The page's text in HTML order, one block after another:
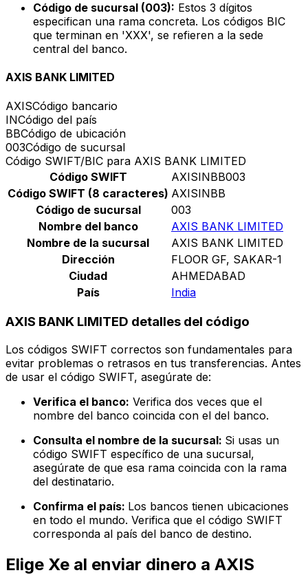
Código de sucursal (003): Estos 3 dígitos
especifican una rama concreta. Los códigos BIC
que terminan en 'XXX', se refieren a la sede
central del banco.
AXIS BANK LIMITED
AXISCódigo bancario
INCódigo del país
BBCódigo de ubicación
003Código de sucursal
Código SWIFT/BIC para AXIS BANK LIMITED
Código SWIFT
AXISINBB003
Código SWIFT (8 caracteres) AXISINBB
Código de sucursal
003
Nombre del banco
AXIS BANK LIMITED
Nombre de la sucursal
AXIS BANK LIMITED
Dirección
FLOOR GF, SAKAR-1
Ciudad
AHMEDABAD
País
India
AXIS BANK LIMITED detalles del código
Los códigos SWIFT correctos son fundamentales para
evitar problemas o retrasos en tus transferencias. Antes
de usar el código SWIFT, asegúrate de:
Verifica el banco: Verifica dos veces que el
nombre del banco coincida con el del banco.
Consulta el nombre de la sucursal: Si usas un
código SWIFT específico de una sucursal,
asegúrate de que esa rama coincida con la rama
del destinatario.
Confirma el país: Los bancos tienen ubicaciones
en todo el mundo. Verifica que el código SWIFT
corresponda al país del banco de destino.
Elige Xe al enviar dinero a AXIS